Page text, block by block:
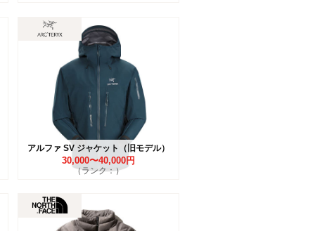
アルファ SV ジャケット（旧モデル）
30,000〜40,000円
（ランク：）